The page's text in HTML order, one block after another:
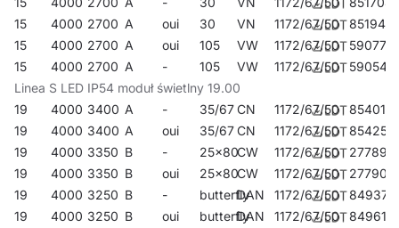
15
4000 2700 A oui 30 VN 1172/67/50
851940
15
4000 2700 A oui 105 VW 1172/67/50
590771
15
4000 2700 A - 105 VW 1172/67/50
590542
Linea S LED IP54 moduł świetlny 19.00
19
4000 3400 A - 35/67CN 1172/67/50
854019
19
4000 3400 A oui 35/67CN 1172/67/50
854255
19
4000 3350 B - 25x80CW 1172/67/50
277894
19
4000 3350 B oui 25x80CW 1172/67/50
277900
19
4000 3250 B - butterflyDAN 1172/67/50
849374
19
4000 3250 B oui butterflyDAN 1172/67/50
849619